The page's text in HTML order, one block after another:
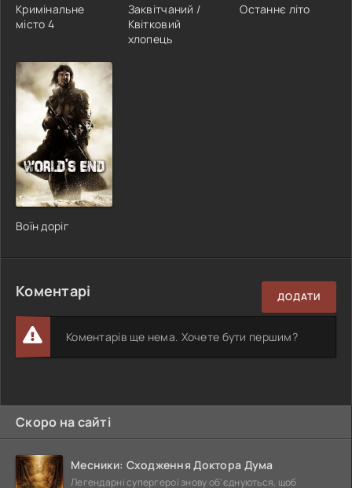
Кримінальне
місто 4
Заквітчаний /
Квітковий
хлопець
Останнє літо
Воїн доріг
Коментарі ДОДАТИ
Коментарів ще нема. Хочете бути першим?
Скоро на сайті
Месники: Сходження Доктора Дума
Легендарні супергерої знову об'єднуються, щоб